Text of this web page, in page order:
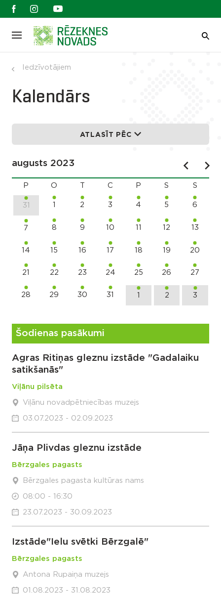
Iedzīvotājiem
Kalendārs
ATLASĪT PĒC
augusts 2023
P O C P S S
31 1 2 3 4 5 6
7 8 9 10 11 12 13
14 15 16 17 18 19 20
21 22 23 24 25 26 27
28 29 30 31 1 2 3
Šodienas pasākumi
Agras Ritiņas gleznu izstāde "Gadalaiku
satikšanās"
Viļānu pilsēta
Viļānu novadpētniecības muzejs
03.07.2023 - 02.09.2023
Jāņa Plivdas gleznu izstāde
Bērzgales pagasts
Bērzgales pagasta kultūras nams
08:00 - 16:30
23.07.2023 - 30.09.2023
Izstāde"Ielu svētki Bērzgalē"
Bērzgales pagasts
Antona Rupaiņa muzejs
01.08.2023 - 31.08.2023